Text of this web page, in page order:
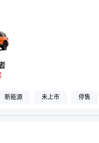
新能源 未上市 停售